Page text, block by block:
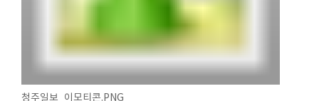
청주일보_이모티콘.PNG